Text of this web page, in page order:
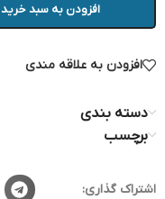
افزودن به سبد خرید
افزودن به علاقه مندی
دسته بندی
برچسب
اشتراک گذاری: